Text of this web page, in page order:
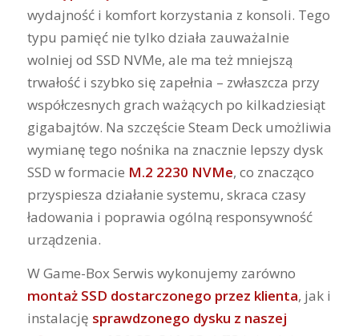
wydajność i komfort korzystania z konsoli. Tego
typu pamięć nie tylko działa zauważalnie
wolniej od SSD NVMe, ale ma też mniejszą
trwałość i szybko się zapełnia – zwłaszcza przy
współczesnych grach ważących po kilkadziesiąt
gigabajtów. Na szczęście Steam Deck umożliwia
wymianę tego nośnika na znacznie lepszy dysk
SSD w formacie M.2 2230 NVMe, co znacząco
przyspiesza działanie systemu, skraca czasy
ładowania i poprawia ogólną responsywność
urządzenia.
W Game-Box Serwis wykonujemy zarówno
montaż SSD dostarczonego przez klienta, jak i
instalację sprawdzonego dysku z naszej